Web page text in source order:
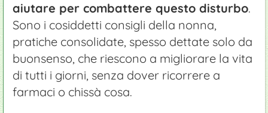
aiutare per combattere questo disturbo.
Sono i cosiddetti consigli della nonna,
pratiche consolidate, spesso dettate solo da
buonsenso, che riescono a migliorare la vita
di tutti i giorni, senza dover ricorrere a
farmaci o chissà cosa.